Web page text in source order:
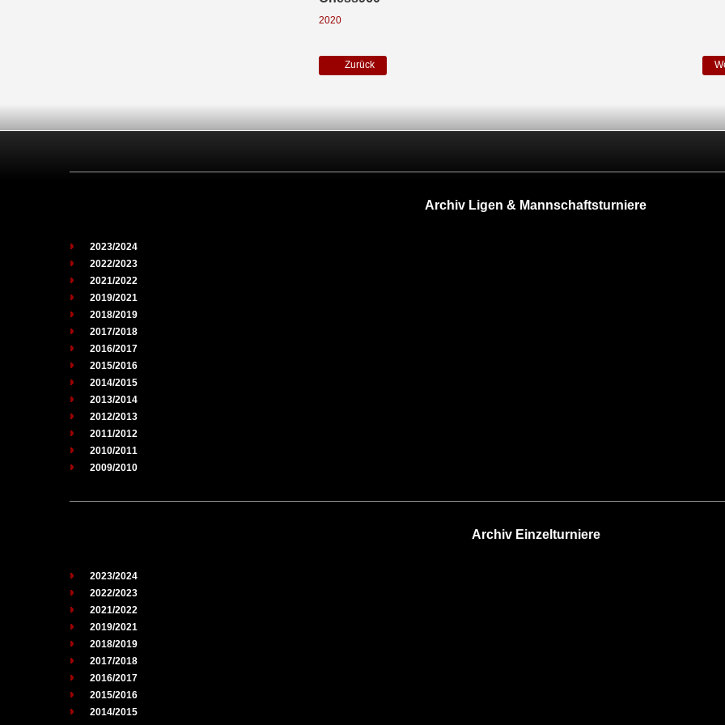
2020
Zurück
Archiv Ligen & Mannschaftsturniere
2023/2024
2022/2023
2021/2022
2019/2021
2018/2019
2017/2018
2016/2017
2015/2016
2014/2015
2013/2014
2012/2013
2011/2012
2010/2011
2009/2010
Archiv Einzelturniere
2023/2024
2022/2023
2021/2022
2019/2021
2018/2019
2017/2018
2016/2017
2015/2016
2014/2015